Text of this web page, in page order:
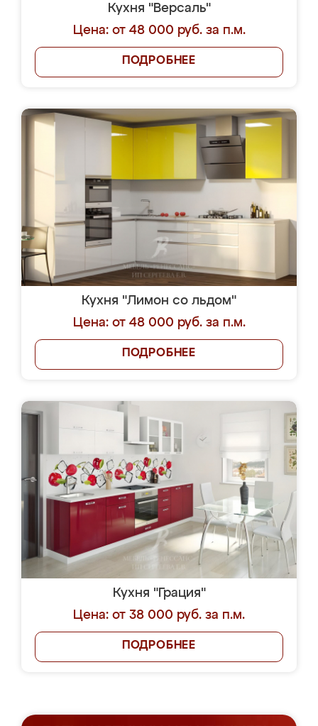
Кухня "Версаль"
Цена: от 48 000 руб. за п.м.
ПОДРОБНЕЕ
Кухня "Лимон со льдом"
Цена: от 48 000 руб. за п.м.
ПОДРОБНЕЕ
Кухня "Грация"
Цена: от 38 000 руб. за п.м.
ПОДРОБНЕЕ